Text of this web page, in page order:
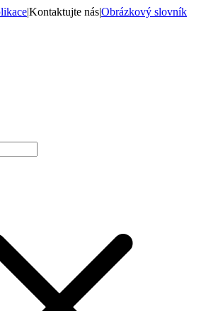
|Kontaktujte nás|Obrázkový slovník